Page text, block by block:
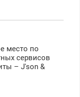
с з/п до
место по
сервисов
– J'son &